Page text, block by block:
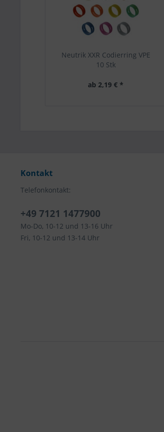
Neutrik XXR Codierring VPE
10 Stk
ab 2,19 € *
Kontakt
Telefonkontakt:
+49 7121 1477900
Mo-Do, 10-12 und 13-16 Uhr
Fri, 10-12 und 13-14 Uhr